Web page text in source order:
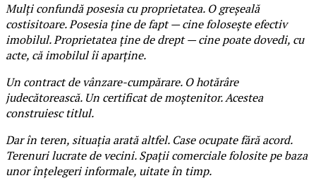
Mulți confundă posesia cu proprietatea. O greșeală
costisitoare. Posesia ține de fapt — cine folosește efectiv
imobilul. Proprietatea ține de drept — cine poate dovedi, cu
acte, că imobilul îi aparține.
Un contract de vânzare-cumpărare. O hotărâre
judecătorească. Un certificat de moștenitor. Acestea
construiesc titlul.
Dar în teren, situația arată altfel. Case ocupate fără acord.
Terenuri lucrate de vecini. Spații comerciale folosite pe baza
unor înțelegeri informale, uitate în timp.